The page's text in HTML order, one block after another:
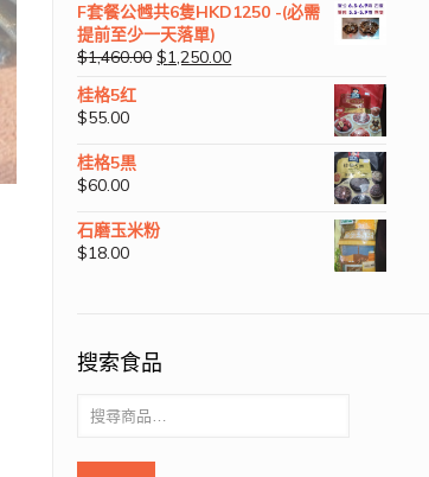
F套餐公乸共6隻HKD1250 -(必需
提前至少一天落單)
$1,460.00 $1,250.00
桂格5红
$55.00
桂格5黒
$60.00
石磨玉米粉
$18.00
搜索食品